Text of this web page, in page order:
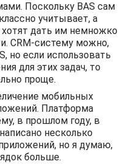
Поскольку BAS сам
учитывает, а
дать им немножко
CRM-систему можно,
но если использовать
для этих задач, то
проще.
мобильных
Платформа
в прошлом году, в
несколько
но я думаю,
больше.